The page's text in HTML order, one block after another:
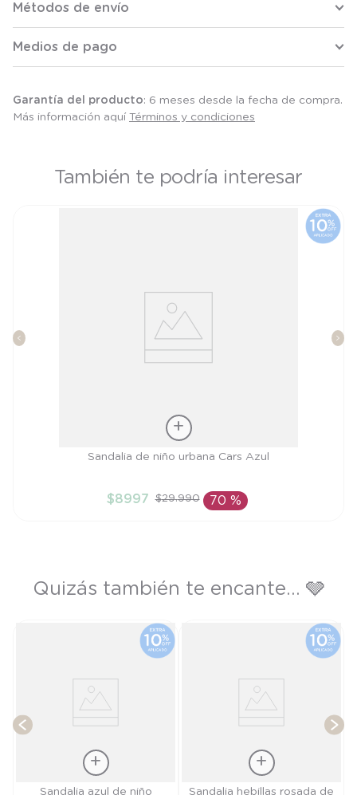
Métodos de envío
Medios de pago
Garantía del producto: 6 meses desde la fecha de compra.
Más información aquí Términos y condiciones
También te podría interesar
AÑADIR AL CARRITO
Sandalia de niño urbana Cars Azul
$8997 $29.990 70 %
Quizás también te encante... 🩶
TallaSandalia azul de niño Talla
Sandalia hebillas rosada de